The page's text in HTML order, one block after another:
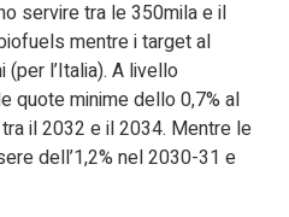
servire tra le 350mila e il
mentre i target al
l’Italia). A livello
quote minime dello 0,7% al
il 2032 e il 2034. Mentre le
dell’1,2% nel 2030-31 e